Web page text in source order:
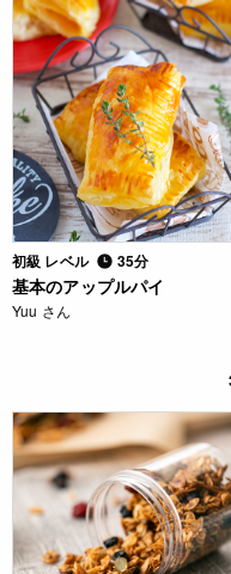
初級 レベル 35分
基本のアップルパイ
Yuu さん